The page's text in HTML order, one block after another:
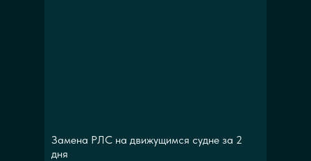
Замена РЛС на движущимся судне за 2
дня